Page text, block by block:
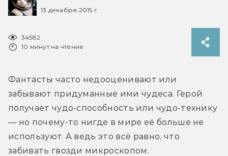
13 декабря 2015 г.
34582
10 минут на чтение
Фантасты часто недооценивают или
забывают придуманные ими чудеса. Герой
получает чудо-способность или чудо-технику
— но почему-то нигде в мире её больше не
используют. А ведь это всё равно, что
забивать гвозди микроскопом.